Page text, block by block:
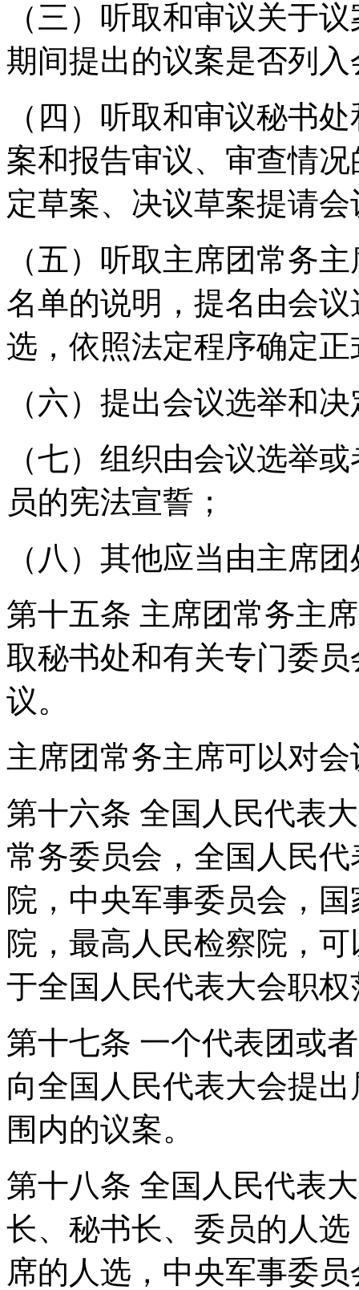
（三）听取和审议关于
期间提出的议案是否列
（四）听取和审议秘书
案和报告审议、审查情
定草案、决议草案提请
（五）听取主席团常务
名单的说明，提名由会
选，依照法定程序确定
（六）提出会议选举和
（七）组织由会议选举
员的宪法宣誓；
（八）其他应当由主席
第十五条 主席团常务主
取秘书处和有关专门委
议。
主席团常务主席可以对
第十六条 全国人民代表
常务委员会，全国人民
院，中央军事委员会，
院，最高人民检察院，
于全国人民代表大会职
第十七条 一个代表团或
向全国人民代表大会提
围内的议案。
第十八条 全国人民代表
长、秘书长、委员的人
席的人选，中央军事委